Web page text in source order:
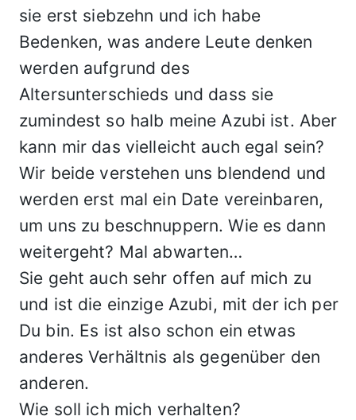
sie erst siebzehn und ich habe
Bedenken, was andere Leute denken
werden aufgrund des
Altersunterschieds und dass sie
zumindest so halb meine Azubi ist. Aber
kann mir das vielleicht auch egal sein?
Wir beide verstehen uns blendend und
werden erst mal ein Date vereinbaren,
um uns zu beschnuppern. Wie es dann
weitergeht? Mal abwarten…
Sie geht auch sehr offen auf mich zu
und ist die einzige Azubi, mit der ich per
Du bin. Es ist also schon ein etwas
anderes Verhältnis als gegenüber den
anderen.
Wie soll ich mich verhalten?